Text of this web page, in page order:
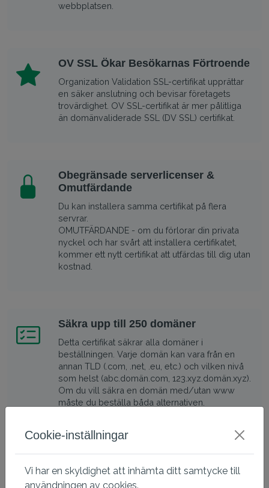
webbplatsen.
OV SSL Ökar Besökarnas Förtroende
Organization Validation SSL-certifikat upprättar
en säker anslutning och bevisar företagets
trovärdighet. OV SSL-certifikat är mer pålitliga
än domänvaliderade SSL (DV SSL) certifikat.
Obegränsade serverlicenser &
Omutfärdande
Du kan installera samma certifikat på flera
servrar.
OMUTFÄRDANDE - om du förlorar din privata
nyckel och har svårt att installera certifikatet,
kommer ett nytt certifikat att utfärdas till dig utan
kostnad.
Säkra upp till 250 domäner
Detta certifikat säkrar alla domäner i
beställningen. Varje domän kan vara från en
annan TLD (.com, .net, .eu, etc.) och vilken nivå
som helst (abc.domän.com, 123.xyz.domän.xyz).
Om du vill säkra en domän med/utan www
måste du beställa båda alternativen.
webbläsare
Cookie-inställningar
Vi har en skyldighet att inhämta ditt samtycke till
användningen av cookies.